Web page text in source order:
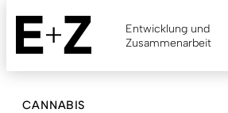
Skip
main
content
Entwicklung und
Zusammenarbeit
CANNABIS